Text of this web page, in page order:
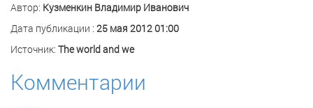
Автор: Кузменкин Владимир Иванович
Дата публикации : 25 мая 2012 01:00
Источник: The world and we
Комментарии